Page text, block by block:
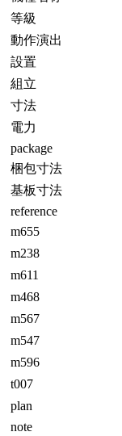
等級
動作演出
設置
組立
寸法
電力
package
梱包寸法
基板寸法
reference
m655
m238
m611
m468
m567
m547
m596
t007
plan
note